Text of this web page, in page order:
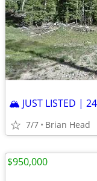
7/7 Brian Head
$950,000